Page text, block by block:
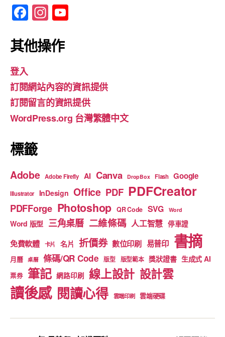
F
a
c
b
o
o
k
In
st
a
gr
a
m
u
b
e
其他操作
登入
訂閱網站內容的資訊提供
訂閱留言的資訊提供
WordPress.org 台灣繁體中文
標籤
Adobe Adobe Firefly AI Canva DropBox Flash Google
Illustrator InDesign Office PDF PDFCreator
PDFForge Photoshop QR Code SVG Word
Word 版型 三角桌曆 二維條碼 人工智慧 停車證
免費軟體 卡片 名片 折價券 數位印刷 易普印 書摘
月曆 桌曆 條碼/QR Code 版型 版型範本 獎狀證書 生成式 AI
票券 筆記 網路印刷 線上設計 設計雲
讀後感 閱讀心得 雲端印刷 雲端硬碟